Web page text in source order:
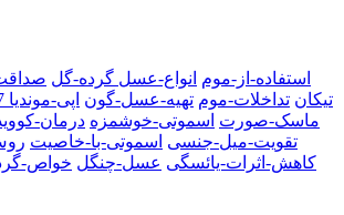
استفاده-از-موم انواع-عسل گرده-گل
تیکان تداخلات-موم تهیه-عسل-گون اپی-موندیا 47
ماسک-صورت اسموتی-خوشمزه درمان-کووید-
تقویت-میل-جنسی اسموتی-با-خاصیت
کاهش-اثرات-یائسگی عسل-چنگل خواص-